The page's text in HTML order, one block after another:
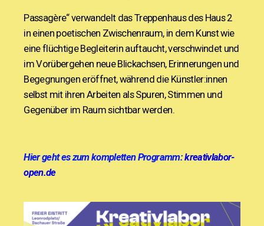
Passagère“ verwandelt das Treppenhaus des Haus 2
in einen poetischen Zwischenraum, in dem Kunst wie
eine flüchtige Begleiterin auftaucht, verschwindet und
im Vorübergehen neue Blickachsen, Erinnerungen und
Begegnungen eröffnet, während die Künstler:innen
selbst mit ihren Arbeiten als Spuren, Stimmen und
Gegenüber im Raum sichtbar werden.
Hier geht es zum kompletten Programm:kreativlabor-
open.de